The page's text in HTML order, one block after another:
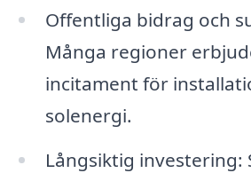
Offentliga bidrag och
Många regioner
incitament för
solenergi.
Långsiktig investering: